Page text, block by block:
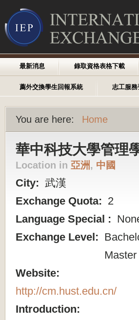
最新消息 錄取資格表格下載
薦外交換學生回報系統 志工服務
You are here: Home
華中科技大學管理
Location in 亞洲, 中國
City: 武漢
Exchange Quota: 2
Language Special :
Exchange Level:
Master
Website:
http://cm.hust.edu.cn/
Introduction: